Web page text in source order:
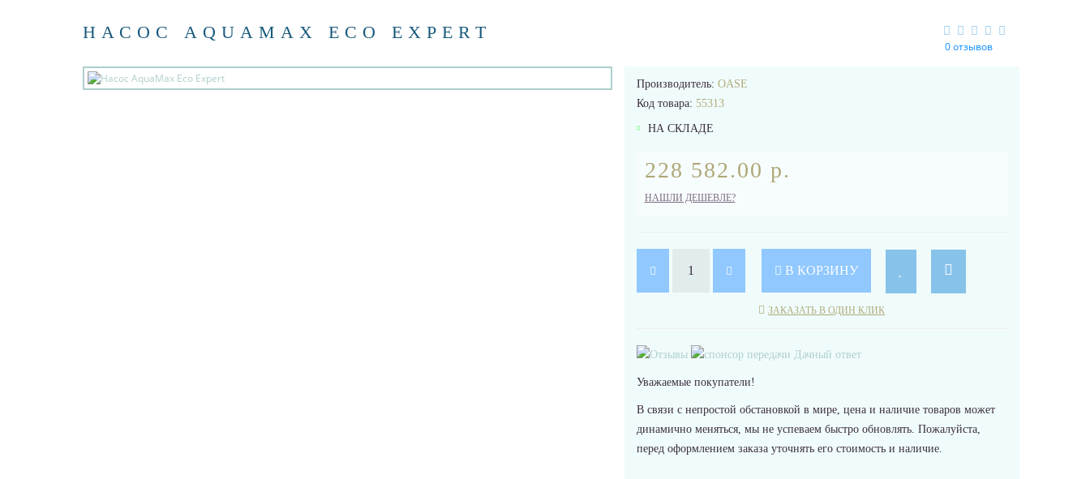
НАСОС AQUAMAX ECO EXPERT
0 отзывов
Производитель: OASE
Код товара: 55313
НА СКЛАДЕ
228 582.00 р.
НАШЛИ ДЕШЕВЛЕ?
В КОРЗИНУ
ЗАКАЗАТЬ В ОДИН КЛИК
Уважаемые покупатели!
В связи с непростой обстановкой в мире, цена и наличие товаров может
динамично меняться, мы не успеваем быстро обновлять. Пожалуйста,
перед оформлением заказа уточнять его стоимость и наличие.